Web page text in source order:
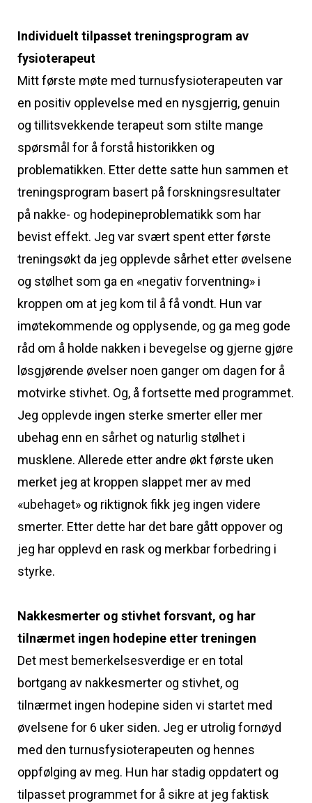
Individuelt tilpasset treningsprogram av
fysioterapeut
Mitt første møte med turnusfysioterapeuten var
en positiv opplevelse med en nysgjerrig, genuin
og tillitsvekkende terapeut som stilte mange
spørsmål for å forstå historikken og
problematikken. Etter dette satte hun sammen et
treningsprogram basert på forskningsresultater
på nakke- og hodepineproblematikk som har
bevist effekt. Jeg var svært spent etter første
treningsøkt da jeg opplevde sårhet etter øvelsene
og stølhet som ga en «negativ forventning» i
kroppen om at jeg kom til å få vondt. Hun var
imøtekommende og opplysende, og ga meg gode
råd om å holde nakken i bevegelse og gjerne gjøre
løsgjørende øvelser noen ganger om dagen for å
motvirke stivhet. Og, å fortsette med programmet.
Jeg opplevde ingen sterke smerter eller mer
ubehag enn en sårhet og naturlig stølhet i
musklene. Allerede etter andre økt første uken
merket jeg at kroppen slappet mer av med
«ubehaget» og riktignok fikk jeg ingen videre
smerter. Etter dette har det bare gått oppover og
jeg har opplevd en rask og merkbar forbedring i
styrke.
Nakkesmerter og stivhet forsvant, og har
tilnærmet ingen hodepine etter treningen
Det mest bemerkelsesverdige er en total
bortgang av nakkesmerter og stivhet, og
tilnærmet ingen hodepine siden vi startet med
øvelsene for 6 uker siden. Jeg er utrolig fornøyd
med den turnusfysioterapeuten og hennes
oppfølging av meg. Hun har stadig oppdatert og
tilpasset programmet for å sikre at jeg faktisk